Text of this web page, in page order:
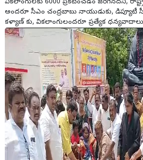
వికలాంగులకు 6000 ప్రకటించడం జరిగినదని,
అందరూ సీఎం చంద్రబాబు నాయుడుకు,
కళ్యాణ్ కు, వికలాంగులందరూ ప్రత్యేక